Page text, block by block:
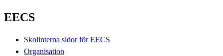
EECS
Skolinterna sidor för EECS
Organisation